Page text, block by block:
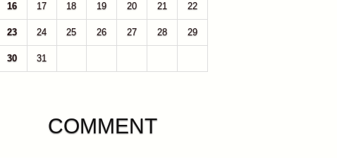
16 17 18 19 20 21 22
23 24 25 26 27 28 29
30 31
COMMENT